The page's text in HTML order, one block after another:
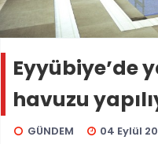
Eyyübiye’de
havuzu
GÜNDEM 04 Eylül